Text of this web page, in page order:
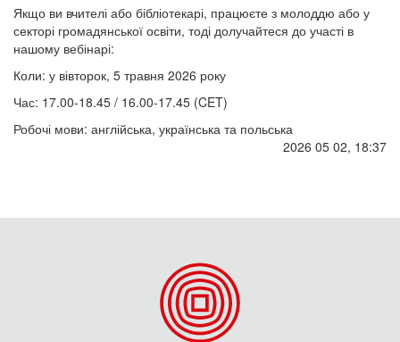
Якщо ви вчителі або бібліотекарі, працюєте з молоддю або у
секторі громадянської освіти, тоді долучайтеся до участі в
нашому вебінарі:
Коли: у вівторок, 5 травня 2026 року
Час: 17.00-18.45 / 16.00-17.45 (CET)
Робочі мови: англійська, українська та польська
2026 05 02, 18:37